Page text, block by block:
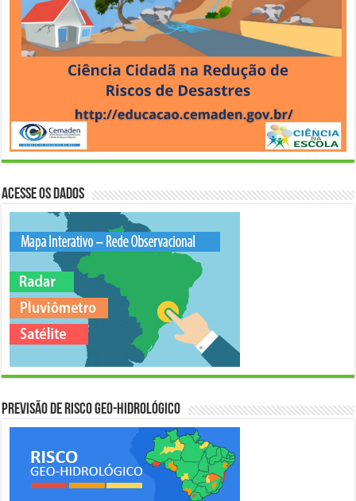
Acesse os Dados
Previsão de Risco Geo-Hidrológico